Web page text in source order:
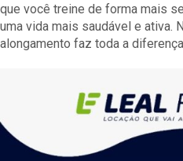
que você treine de forma mais
uma vida mais saudável e ativa.
alongamento faz toda a